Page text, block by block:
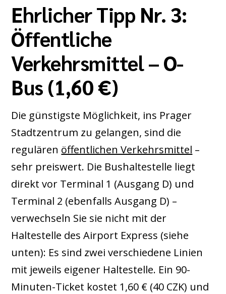
Ehrlicher Tipp Nr. 3:
Öffentliche
Verkehrsmittel – O-
Bus (1,60 €)
Die günstigste Möglichkeit, ins Prager
Stadtzentrum zu gelangen, sind die
regulären öffentlichen Verkehrsmittel –
sehr preiswert. Die Bushaltestelle liegt
direkt vor Terminal 1 (Ausgang D) und
Terminal 2 (ebenfalls Ausgang D) –
verwechseln Sie sie nicht mit der
Haltestelle des Airport Express (siehe
unten): Es sind zwei verschiedene Linien
mit jeweils eigener Haltestelle. Ein 90-
Minuten-Ticket kostet 1,60 € (40 CZK) und